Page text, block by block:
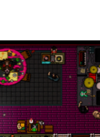
dengan garis
yang
terlibat
mematikan.
latar yang
sememangnya
menarik dan